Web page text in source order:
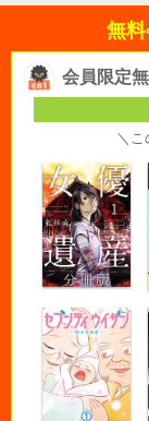
無
会員限定
＼こ